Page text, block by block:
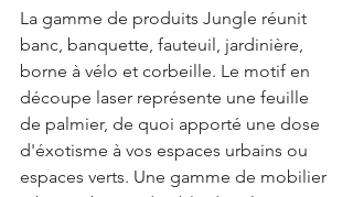
La gamme de produits Jungle réunit
banc, banquette, fauteuil, jardinière,
borne à vélo et corbeille. Le motif en
découpe laser représente une feuille
de palmier, de quoi apporté une dose
d'éxotisme à vos espaces urbains ou
espaces verts. Une gamme de mobilier